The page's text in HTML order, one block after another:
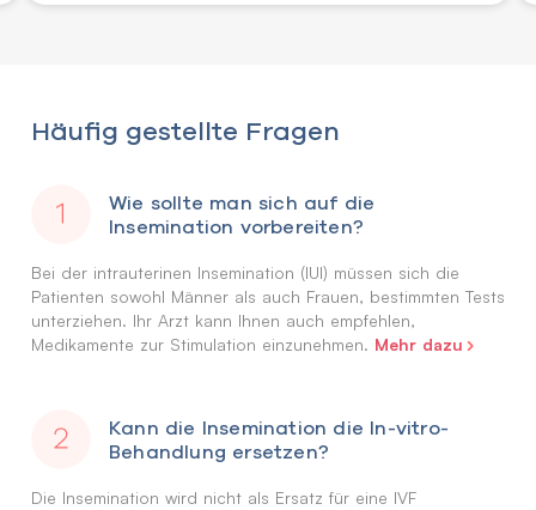
Häufig gestellte Fragen
Wie sollte man sich auf die
Insemination vorbereiten?
Bei der intrauterinen Insemination (IUI) müssen sich die
Patienten sowohl Männer als auch Frauen, bestimmten Tests
unterziehen. Ihr Arzt kann Ihnen auch empfehlen,
Medikamente zur Stimulation einzunehmen. Mehr dazu
Kann die Insemination die In-vitro-
Behandlung ersetzen?
Die Insemination wird nicht als Ersatz für eine IVF